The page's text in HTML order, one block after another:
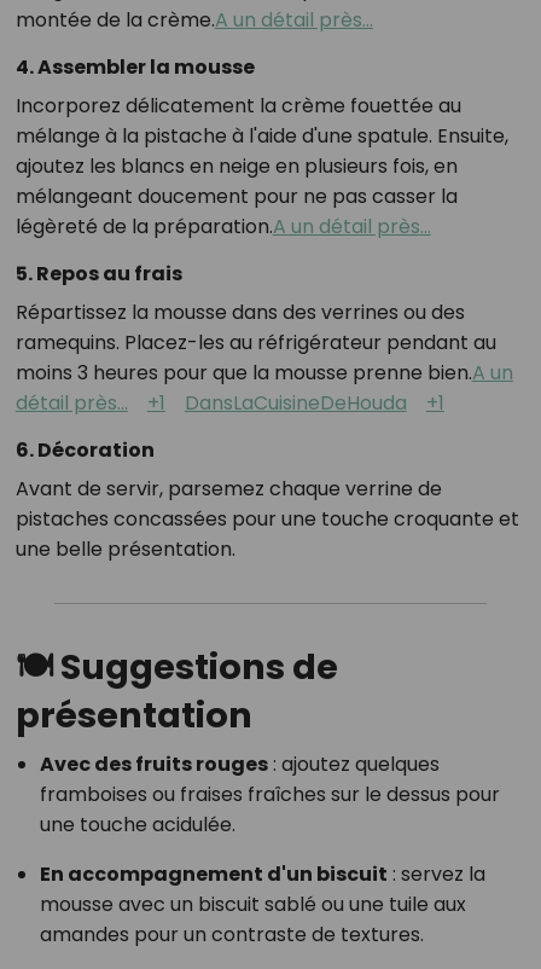
montée de la crème.A un détail près...
4.Assembler la mousse
Incorporez délicatement la crème fouettée au
mélange à la pistache à l'aide d'une spatule. Ensuite,
ajoutez les blancs en neige en plusieurs fois, en
mélangeant doucement pour ne pas casser la
légèreté de la préparation.A un détail près...
5.Repos au frais
Répartissez la mousse dans des verrines ou des
ramequins. Placez-les au réfrigérateur pendant au
moins 3 heures pour que la mousse prenne bien.A un
détail près...
+1 DansLaCuisineDeHouda
+1
6.Décoration
Avant de servir, parsemez chaque verrine de
pistaches concassées pour une touche croquante et
une belle présentation.​
🍽️ Suggestions de
présentation
Avec des fruits rouges: ajoutez quelques
framboises ou fraises fraîches sur le dessus pour
une touche acidulée.
En accompagnement d'un biscuit : servez la
mousse avec un biscuit sablé ou une tuile aux
amandes pour un contraste de textures.